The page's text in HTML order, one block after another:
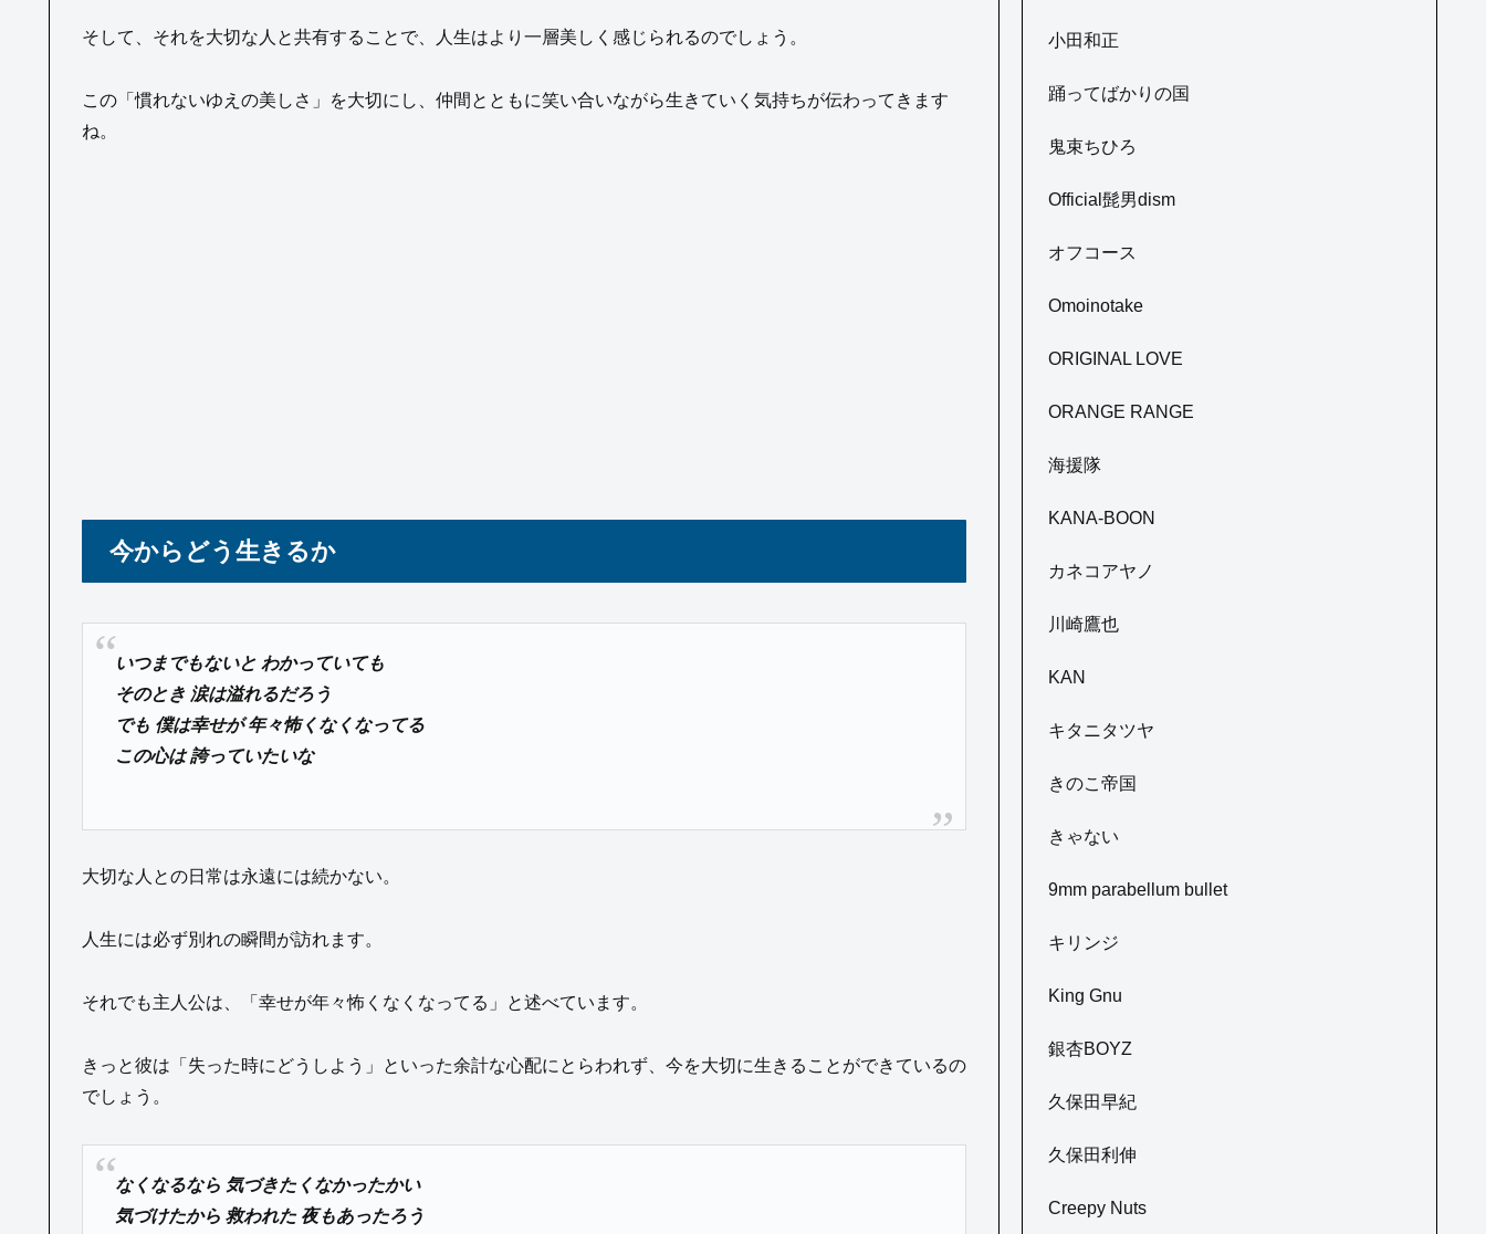
そして、それを大切な人と共有することで、人生はより一層美しく感じられるのでしょう。
この「慣れないゆえの美しさ」を大切にし、仲間とともに笑い合いながら生きていく気持ちが伝わってきます
ね。
今からどう生きるか
いつまでもないと わかっていても
そのとき 涙は溢れるだろう
でも 僕は幸せが 年々怖くなくなってる
この心は 誇っていたいな
大切な人との日常は永遠には続かない。
人生には必ず別れの瞬間が訪れます。
それでも主人公は、「幸せが年々怖くなくなってる」と述べています。
きっと彼は「失った時にどうしよう」といった余計な心配にとらわれず、今を大切に生きることができているの
でしょう。
なくなるなら 気づきたくなかったかい
気づけたから 救われた 夜もあったろう
小田和正
踊ってばかりの国
鬼束ちひろ
Official髭男dism
オフコース
Omoinotake
ORIGINAL LOVE
ORANGE RANGE
海援隊
KANA-BOON
カネコアヤノ
川崎鷹也
KAN
キタニタツヤ
きのこ帝国
きゃない
9mm parabellum bullet
キリンジ
King Gnu
銀杏BOYZ
久保田早紀
久保田利伸
Creepy Nuts